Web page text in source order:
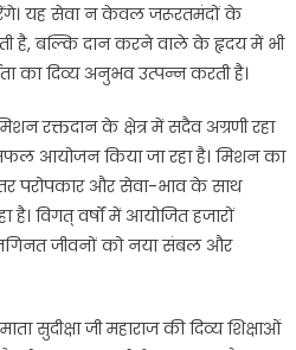
यह सेवा न केवल जरूरतमंदों के
है, बल्कि दान करने वाले के हृदय में भी
का दिव्य अनुभव उत्पन्न करती है।
रक्तदान के क्षेत्र में सदैव अग्रणी रहा
आयोजन किया जा रहा है। मिशन का
परोपकार और सेवा-भाव के साथ
विगत् वर्षों में आयोजित हजारों
जीवनों को नया संबल और
सुदीक्षा जी महाराज की दिव्य शिक्षाओं